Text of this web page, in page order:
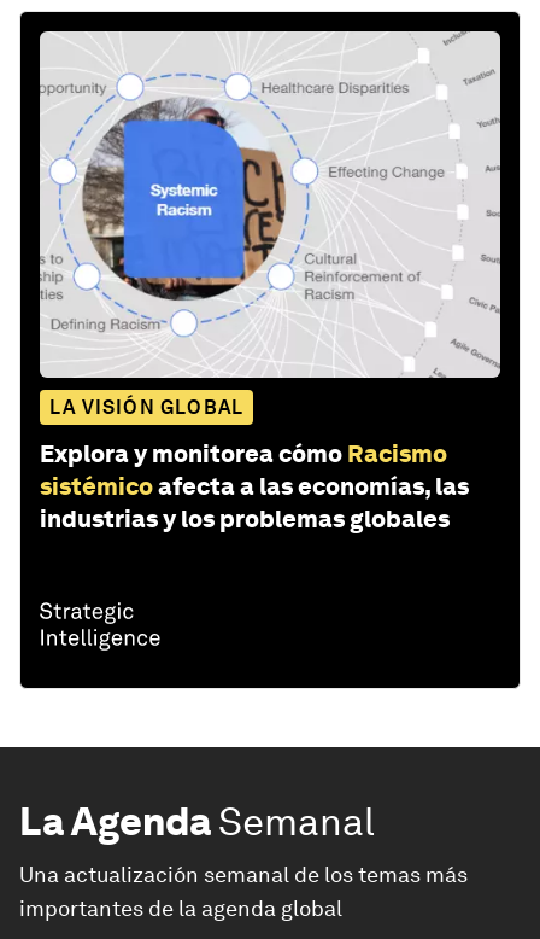
LA VISIÓN GLOBAL
Explora y monitorea cómo Racismo
sistémicoafecta a las economías, las
industrias y los problemas globales
La AgendaSemanal
Una actualización semanal de los temas más
importantes de la agenda global